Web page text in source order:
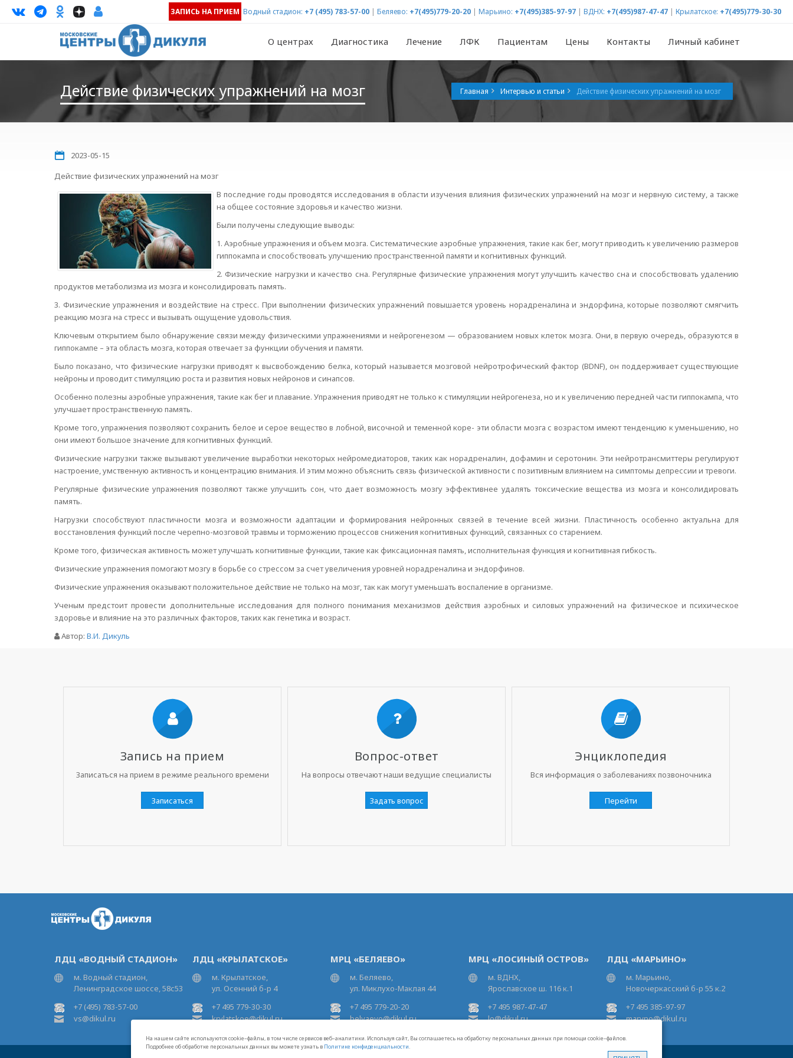
На нашем сайте используются cookie–файлы, в том числе сервисов веб–аналитики. Используя сайт, Вы соглашаетесь на обработку персональных данных при помощи cookie–файлов.
Подробнее об обработке персональных данных вы можете узнать в Политике конфиденциальности.
ЗАПИСЬ НА ПРИЕМ Водный стадион: +7 (495) 783-57-00 | Беляево: +7(495)779-20-20 | Марьино: +7(495)385-97-97 | ВДНХ: +7(495)987-47-47 | Крылатское: +7(495)779-30-30
О центрах Диагностика Лечение ЛФК Пациентам Цены Контакты Личный кабинет
Действие физических упражнений на мозг Главная Интервью и статьи Действие физических упражнений на мозг
2023-05-15
Действие физических упражнений на мозг
В последние годы проводятся исследования в области изучения влияния физических упражнений на мозг и нервную систему, а также
на общее состояние здоровья и качество жизни.
Были получены следующие выводы:
1. Аэробные упражнения и объем мозга. Систематические аэробные упражнения, такие как бег, могут приводить к увеличению размеров
гиппокампа и способствовать улучшению пространственной памяти и когнитивных функций.
2. Физические нагрузки и качество сна. Регулярные физические упражнения могут улучшить качество сна и способствовать удалению
продуктов метаболизма из мозга и консолидировать память.
3. Физические упражнения и воздействие на стресс. При выполнении физических упражнений повышается уровень норадреналина и эндорфина, которые позволяют смягчить
реакцию мозга на стресс и вызывать ощущение удовольствия.
Ключевым открытием было обнаружение связи между физическими упражнениями и нейрогенезом — образованием новых клеток мозга. Они, в первую очередь, образуются в
гиппокампе – эта область мозга, которая отвечает за функции обучения и памяти.
Было показано, что физические нагрузки приводят к высвобождению белка, который называется мозговой нейротрофический фактор (BDNF), он поддерживает существующие
нейроны и проводит стимуляцию роста и развития новых нейронов и синапсов.
Особенно полезны аэробные упражнения, такие как бег и плавание. Упражнения приводят не только к стимуляции нейрогенеза, но и к увеличению передней части гиппокампа, что
улучшает пространственную память.
Кроме того, упражнения позволяют сохранить белое и серое вещество в лобной, височной и теменной коре- эти области мозга с возрастом имеют тенденцию к уменьшению, но
они имеют большое значение для когнитивных функций.
Физические нагрузки также вызывают увеличение выработки некоторых нейромедиаторов, таких как норадреналин, дофамин и серотонин. Эти нейротрансмиттеры регулируют
настроение, умственную активность и концентрацию внимания. И этим можно объяснить связь физической активности с позитивным влиянием на симптомы депрессии и тревоги.
Регулярные физические упражнения позволяют также улучшить сон, что дает возможность мозгу эффективнее удалять токсические вещества из мозга и консолидировать
память.
Нагрузки способствуют пластичности мозга и возможности адаптации и формирования нейронных связей в течение всей жизни. Пластичность особенно актуальна для
восстановления функций после черепно-мозговой травмы и торможению процессов снижения когнитивных функций, связанных со старением.
Кроме того, физическая активность может улучшать когнитивные функции, такие как фиксационная память, исполнительная функция и когнитивная гибкость.
Физические упражнения помогают мозгу в борьбе со стрессом за счет увеличения уровней норадреналина и эндорфинов.
Физические упражнения оказывают положительное действие не только на мозг, так как могут уменьшать воспаление в организме.
Ученым предстоит провести дополнительные исследования для полного понимания механизмов действия аэробных и силовых упражнений на физическое и психическое
здоровье и влияние на это различных факторов, таких как генетика и возраст.
Автор: В.И. Дикуль
Запись на прием
Записаться на прием в режиме реального времени
Записаться
Вопрос-ответ
На вопросы отвечают наши ведущие специалисты
Задать вопрос
Энциклопедия
Вся информация о заболеваниях позвоночника
Перейти
ЛДЦ «ВОДНЫЙ СТАДИОН»
м. Водный стадион,
Ленинградское шоссе, 58с53
+7 (495) 783-57-00
vs@dikul.ru
ЛДЦ «КРЫЛАТСКОЕ»
м. Крылатское,
ул. Осенний б-р 4
+7 495 779-30-30
krylatskoe@dikul.ru
МРЦ «БЕЛЯЕВО»
м. Беляево,
ул. Миклухо-Маклая 44
+7 495 779-20-20
belyaevo@dikul.ru
МРЦ «ЛОСИНЫЙ ОСТРОВ»
м. ВДНХ,
Ярославское ш. 116 к.1
+7 495 987-47-47
lo@dikul.ru
ЛДЦ «МАРЬИНО»
м. Марьино,
Новочеркасский б-р 55 к.2
+7 495 385-97-97
maryno@dikul.ru